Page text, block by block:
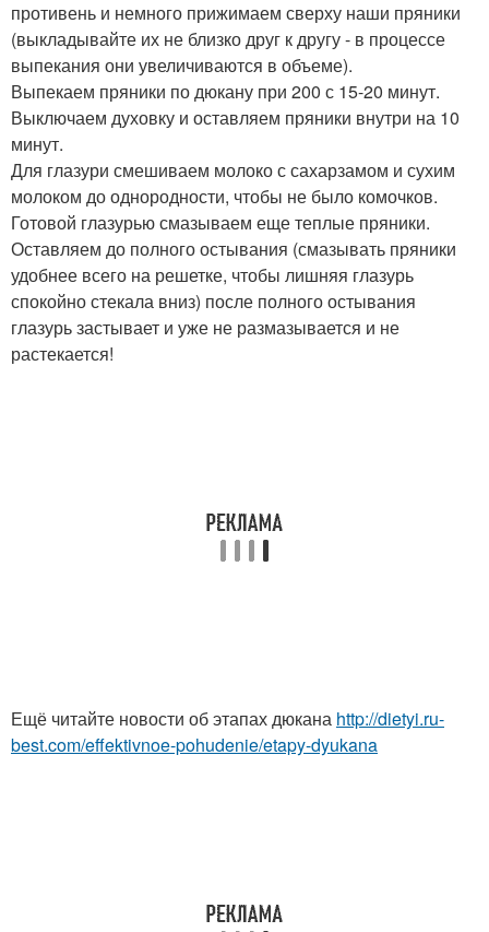
противень и немного прижимаем сверху наши пряники
(выкладывайте их не близко друг к другу - в процессе
выпекания они увеличиваются в объеме).
Выпекаем пряники по дюкану при 200 с 15-20 минут.
Выключаем духовку и оставляем пряники внутри на 10
минут.
Для глазури смешиваем молоко с сахарзамом и сухим
молоком до однородности, чтобы не было комочков.
Готовой глазурью смазываем еще теплые пряники.
Оставляем до полного остывания (смазывать пряники
удобнее всего на решетке, чтобы лишняя глазурь
спокойно стекала вниз) после полного остывания
глазурь застывает и уже не размазывается и не
растекается!
Ещё читайте новости об этапах дюкана http://dietyi.ru-
best.com/effektivnoe-pohudenie/etapy-dyukana